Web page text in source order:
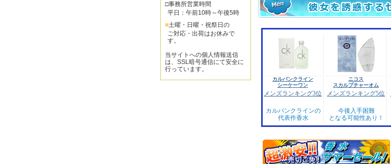
カルバンクライン
シーケーワン
メンズランキング3位
カルバンクラインの
代表作香水
ニコス
スカルプチャーオム
メンズランキング5位
今後入手困難
となる可能性あり！
□事務所営業時間
平日：午前10時～午後5時
■土曜・日曜・祝祭日の
ご対応・出荷はお休みで
す。
当サイトへの個人情報送信
は、SSL暗号通信にて安全に
行っています。